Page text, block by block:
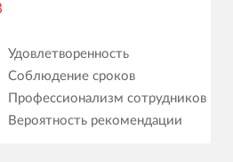
Удовлетворенность
Соблюдение сроков
Профессионализм сотрудников
Вероятность рекомендации